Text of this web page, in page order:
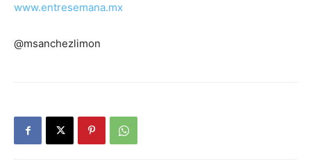
www.entresemana.mx
@msanchezlimon